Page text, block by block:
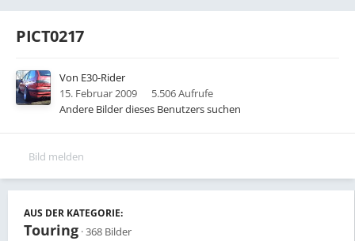
PICT0217
Von E30-Rider
15. Februar 2009
5.506 Aufrufe
Andere Bilder dieses Benutzers suchen
Bild melden
AUS DER KATEGORIE:
Touring · 368 Bilder